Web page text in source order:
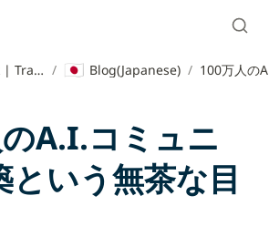
Boost Your Work | Translation App | Kiara Inc. / 🇯🇵 Blog(Japanese) /
A.I.コミュニ
という無茶な目